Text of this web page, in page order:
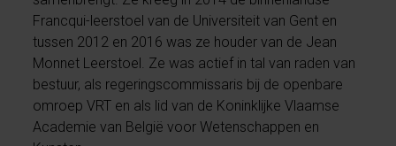
Francqui-leerstoel van de Universiteit van Gent en
tussen 2012 en 2016 was ze houder van de Jean
Monnet Leerstoel. Ze was actief in tal van raden van
bestuur, als regeringscommissaris bij de openbare
omroep VRT en als lid van de Koninklijke Vlaamse
Academie van België voor Wetenschappen en